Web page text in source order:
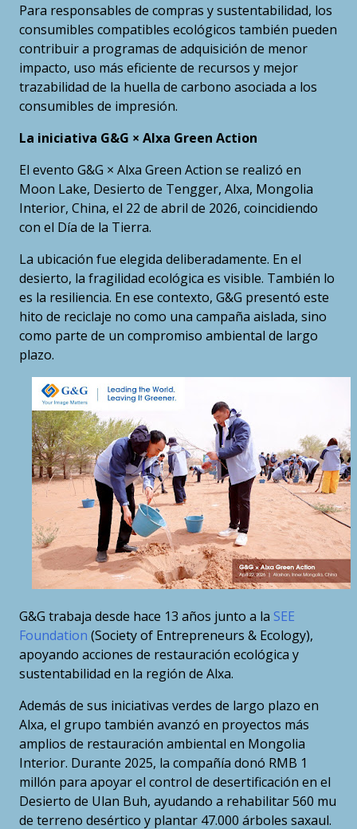
Para responsables de compras y sustentabilidad, los
consumibles compatibles ecológicos también pueden
contribuir a programas de adquisición de menor
impacto, uso más eficiente de recursos y mejor
trazabilidad de la huella de carbono asociada a los
consumibles de impresión.
La iniciativa G&G × Alxa Green Action
El evento G&G × Alxa Green Action se realizó en
Moon Lake, Desierto de Tengger, Alxa, Mongolia
Interior, China, el 22 de abril de 2026, coincidiendo
con el Día de la Tierra.
La ubicación fue elegida deliberadamente. En el
desierto, la fragilidad ecológica es visible. También lo
es la resiliencia. En ese contexto, G&G presentó este
hito de reciclaje no como una campaña aislada, sino
como parte de un compromiso ambiental de largo
plazo.
G&G trabaja desde hace 13 años junto a la SEE
Foundation (Society of Entrepreneurs & Ecology),
apoyando acciones de restauración ecológica y
sustentabilidad en la región de Alxa.
Además de sus iniciativas verdes de largo plazo en
Alxa, el grupo también avanzó en proyectos más
amplios de restauración ambiental en Mongolia
Interior. Durante 2025, la compañía donó RMB 1
millón para apoyar el control de desertificación en el
Desierto de Ulan Buh, ayudando a rehabilitar 560 mu
de terreno desértico y plantar 47.000 árboles saxaul.